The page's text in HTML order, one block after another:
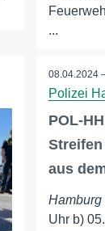
...
08.04.2024
Polizei
POL-
aus
Hamburg
Uhr b)